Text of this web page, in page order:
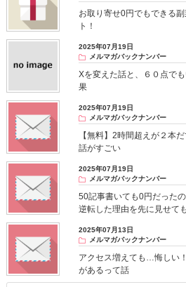
お取り寄せ0円でもできる
ト！
2025年07月19日
メルマガバックナンバー
Xを変えた話と、６０点で
果
2025年07月19日
メルマガバックナンバー
【無料】2時間超えが２本
話がすごい
2025年07月19日
メルマガバックナンバー
50記事書いても0円だった
逆転した理由を先に見せて
2025年07月13日
メルマガバックナンバー
アクセス増えても…悔しい
があるって話